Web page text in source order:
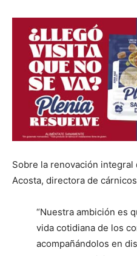
Sobre la renovación
Acosta, directora de
“Nuestra ambición es
vida cotidiana de los
acompañándolos en